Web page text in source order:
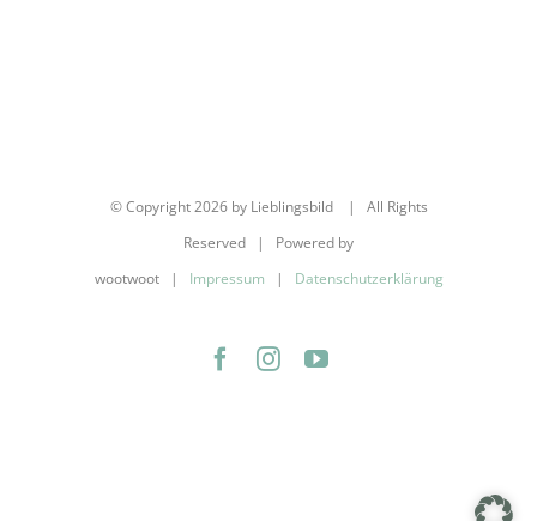
© Copyright2026 by Lieblingsbild | All Rights
Reserved | Powered by
wootwoot | Impressum | Datenschutzerklärung
Facebook
InstagramYouTube